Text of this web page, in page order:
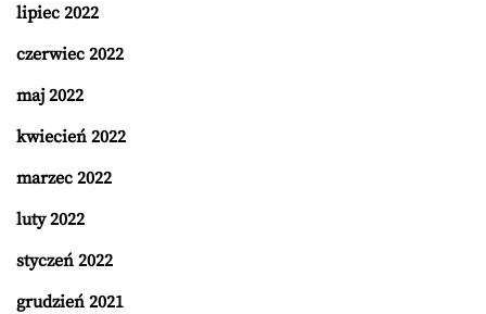
lipiec 2022
czerwiec 2022
maj 2022
kwiecień 2022
marzec 2022
luty 2022
styczeń 2022
grudzień 2021